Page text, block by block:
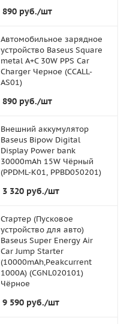
890 руб./шт
Автомобильное зарядное
устройство Baseus Square
metal A+C 30W PPS Car
Charger Черное (CCALL-
AS01)
890 руб./шт
Внешний аккумулятор
Baseus Bipow Digital
Display Power bank
30000mAh 15W Чёрный
(PPDML-K01, PPBD050201)
3 320 руб./шт
Стартер (Пусковое
устройство для авто)
Baseus Super Energy Air
Car Jump Starter
(10000mAh,Peakcurrent
1000A) (CGNL020101)
Чёрное
9 590 руб./шт